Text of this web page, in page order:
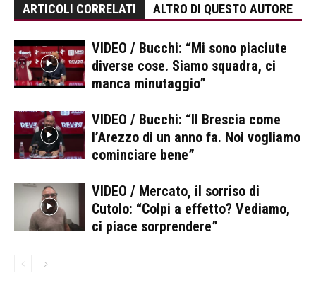
ARTICOLI CORRELATI ALTRO DI QUESTO AUTORE
VIDEO / Bucchi: “Mi sono piaciute
diverse cose. Siamo squadra, ci
manca minutaggio”
VIDEO / Bucchi: “Il Brescia come
l’Arezzo di un anno fa. Noi vogliamo
cominciare bene”
VIDEO / Mercato, il sorriso di
Cutolo: “Colpi a effetto? Vediamo,
ci piace sorprendere”